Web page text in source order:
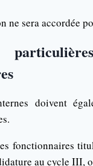
ne sera accordée
doivent
fonctionnaires
au cycle III,